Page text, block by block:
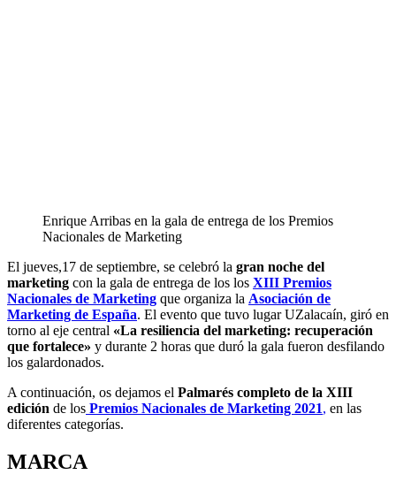
Enrique Arribas en la gala de entrega de los Premios
Nacionales de Marketing
El jueves,17 de septiembre, se celebró la gran noche del
marketing con la gala de entrega de los los XIII Premios
Nacionales de Marketing que organiza la Asociación de
Marketing de España. El evento que tuvo lugar UZalacaín, giró en
torno al eje central «La resiliencia del marketing: recuperación
que fortalece» y durante 2 horas que duró la gala fueron desfilando
los galardonados.
A continuación, os dejamos el Palmarés completo de la XIII
edición de los Premios Nacionales de Marketing 2021, en las
diferentes categorías.
MARCA